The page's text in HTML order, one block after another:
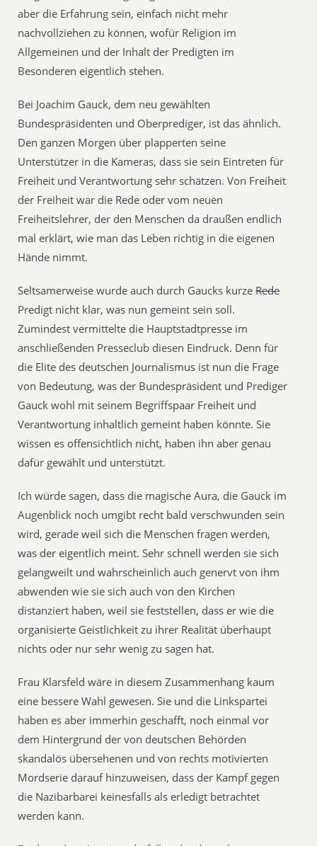
aber die Erfahrung sein, einfach nicht mehr
nachvollziehen zu können, wofür Religion im
Allgemeinen und der Inhalt der Predigten im
Besonderen eigentlich stehen.
Bei Joachim Gauck, dem neu gewählten
Bundespräsidenten und Oberprediger, ist das ähnlich.
Den ganzen Morgen über plapperten seine
Unterstützer in die Kameras, dass sie sein Eintreten für
Freiheit und Verantwortung sehr schätzen. Von Freiheit
der Freiheit war die Rede oder vom neuen
Freiheitslehrer, der den Menschen da draußen endlich
mal erklärt, wie man das Leben richtig in die eigenen
Hände nimmt.
Seltsamerweise wurde auch durch Gaucks kurzeRede
Predigt nicht klar, was nun gemeint sein soll.
Zumindest vermittelte die Hauptstadtpresse im
anschließenden Presseclub diesen Eindruck. Denn für
die Elite des deutschen Journalismus ist nun die Frage
von Bedeutung, was der Bundespräsident und Prediger
Gauck wohl mit seinem Begriffspaar Freiheit und
Verantwortung inhaltlich gemeint haben könnte. Sie
wissen es offensichtlich nicht, haben ihn aber genau
dafür gewählt und unterstützt.
Ich würde sagen, dass die magische Aura, die Gauck im
Augenblick noch umgibt recht bald verschwunden sein
wird, gerade weil sich die Menschen fragen werden,
was der eigentlich meint. Sehr schnell werden sie sich
gelangweilt und wahrscheinlich auch genervt von ihm
abwenden wie sie sich auch von den Kirchen
distanziert haben, weil sie feststellen, dass er wie die
organisierte Geistlichkeit zu ihrer Realität überhaupt
nichts oder nur sehr wenig zu sagen hat.
Frau Klarsfeld wäre in diesem Zusammenhang kaum
eine bessere Wahl gewesen. Sie und die Linkspartei
haben es aber immerhin geschafft, noch einmal vor
dem Hintergrund der von deutschen Behörden
skandalös übersehenen und von rechts motivierten
Mordserie darauf hinzuweisen, dass der Kampf gegen
die Nazibarbarei keinesfalls als erledigt betrachtet
werden kann.